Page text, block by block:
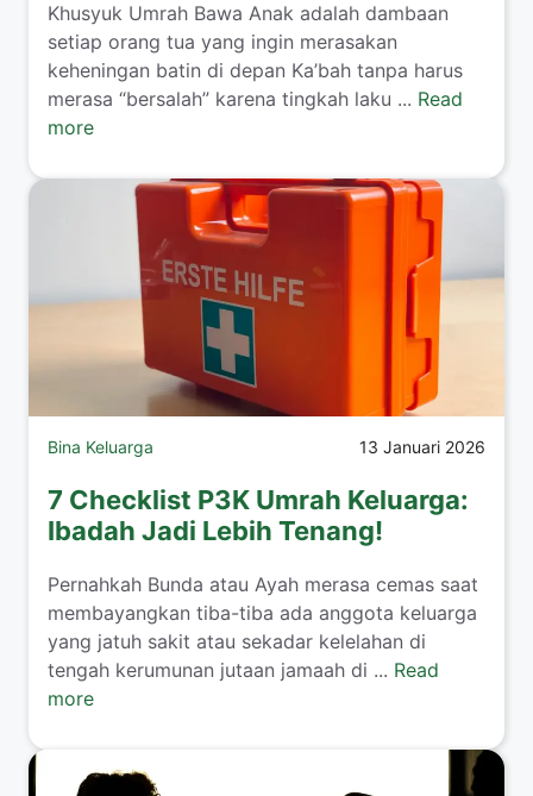
​Khusyuk Umrah Bawa Anak adalah dambaan
setiap orang tua yang ingin merasakan
keheningan batin di depan Ka’bah tanpa harus
merasa “bersalah” karena tingkah laku ... Read
more
Bina Keluarga 13 Januari 2026
7 Checklist P3K Umrah Keluarga:
Ibadah Jadi Lebih Tenang!
​Pernahkah Bunda atau Ayah merasa cemas saat
membayangkan tiba-tiba ada anggota keluarga
yang jatuh sakit atau sekadar kelelahan di
tengah kerumunan jutaan jamaah di ... Read
more